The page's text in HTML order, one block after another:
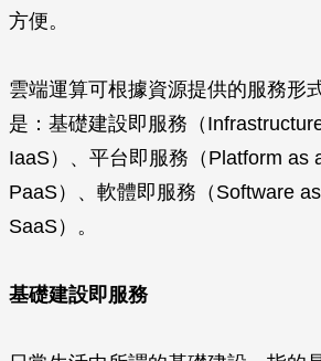
方便。
雲端運算可根據資源提供的服務形
是：基礎建設即服務（
IaaS）、平台即服務（Platform as
PaaS）、軟體即服務（Software
SaaS）。
基礎建設即服務